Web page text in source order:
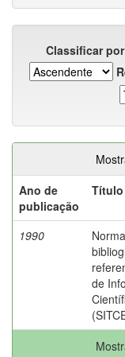
Classificar
Ano de
publicação
Título
1990
de